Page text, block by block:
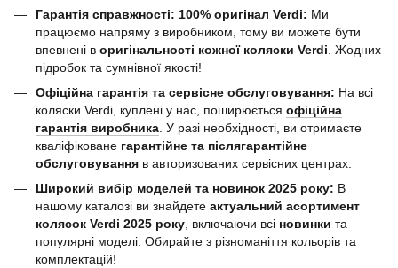
Гарантія справжності: 100% оригінал Verdi: Ми
працюємо напряму з виробником, тому ви можете бути
впевнені в оригінальності кожної коляски Verdi . Жодних
підробок та сумнівної якості!
Офіційна гарантія та сервісне обслуговування: На всі
коляски Verdi, куплені у нас, поширюється офіційна
гарантія виробника . У разі необхідності, ви отримаєте
кваліфіковане гарантійне та післягарантійне
обслуговування в авторизованих сервісних центрах.
Широкий вибір моделей та новинок 2025 року: В
нашому каталозі ви знайдете актуальний асортимент
колясок Verdi 2025 року, включаючи всі новинки та
популярні моделі. Обирайте з різноманіття кольорів та
комплектацій!